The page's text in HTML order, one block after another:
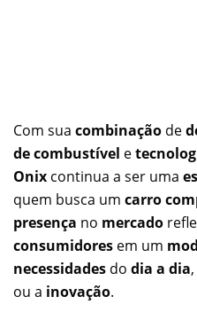
Com sua combinação de
de combustível e
Onix continua a ser uma
quem busca um carro
presença no mercado
consumidores em um
necessidades do dia a dia
ou a inovação.